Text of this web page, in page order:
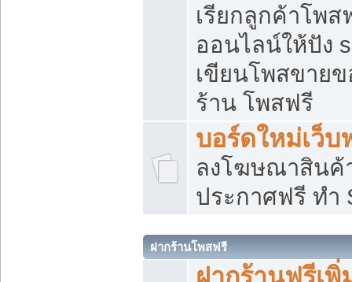
เรียกลูกค้าโพส
ออนไลน์ให้ปัง
เขียนโพสขาย
ร้าน โพสฟรี
บอร์ดใหม่เว็บ
ลงโฆษณาสิน
ประกาศฟรี ทำ
ฝากร้านโพสฟรี
ฝากร้านฟรีเ